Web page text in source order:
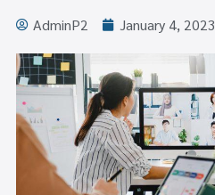
AdminP2 January 4, 2023